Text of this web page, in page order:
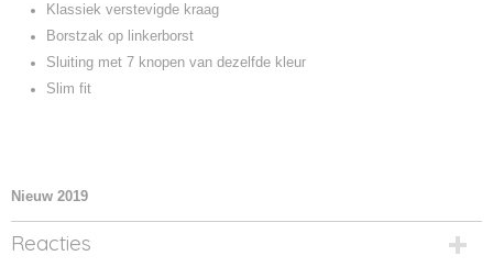
Klassiek verstevigde kraag
Borstzak op linkerborst
Sluiting met 7 knopen van dezelfde kleur
Slim fit
Nieuw 2019
Reacties